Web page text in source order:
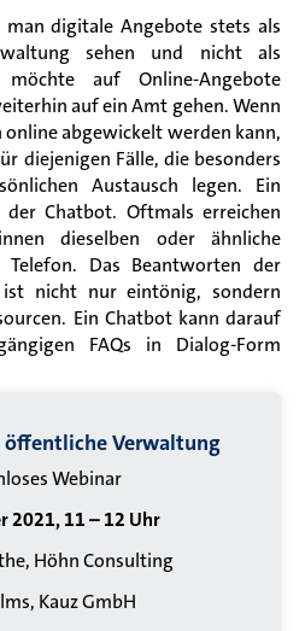
digitale Angebote stets als
sehen und nicht als
auf Online-Angebote
auf ein Amt gehen. Wenn
online abgewickelt werden kann,
diejenigen Fälle, die besonders
Austausch legen. Ein
Chatbot. Oftmals erreichen
dieselben oder ähnliche
Das Beantworten der
nicht nur eintönig, sondern
Ein Chatbot kann darauf
FAQs in Dialog-Form
Verwaltung
Webinar
2021, 11 – 12 Uhr
Höhn Consulting
Kauz GmbH